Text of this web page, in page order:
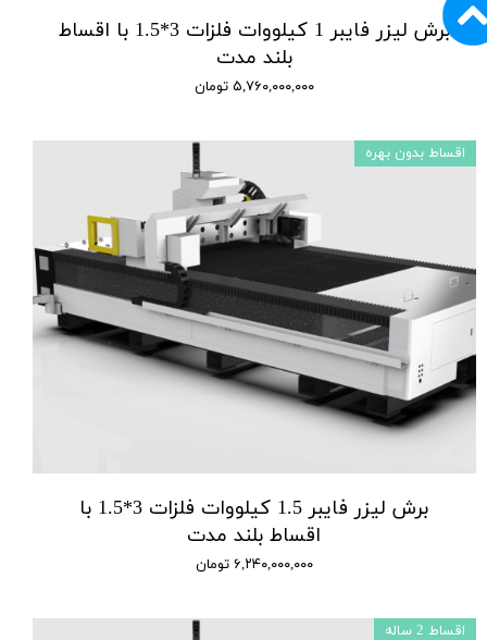
برش لیزر فایبر 1 کیلووات فلزات 3*1.5 با اقساط
بلند مدت
۵,۷۶۰,۰۰۰,۰۰۰ تومان
برش لیزر فایبر 1.5 کیلووات فلزات 3*1.5 با
اقساط بلند مدت
۶,۲۴۰,۰۰۰,۰۰۰ تومان
اقساط بدون بهره
اقساط 2 ساله